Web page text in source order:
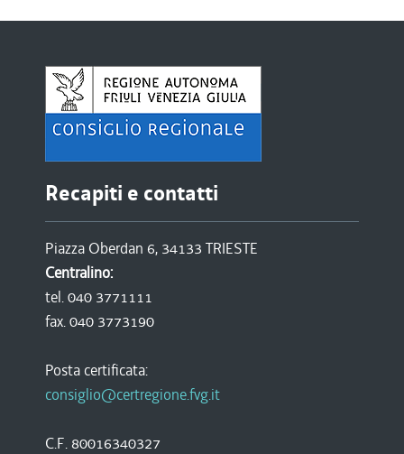
Recapiti e contatti
Piazza Oberdan 6, 34133 TRIESTE
Centralino:
tel. 040 3771111
fax. 040 3773190
Posta certificata:
consiglio@certregione.fvg.it
C.F. 80016340327